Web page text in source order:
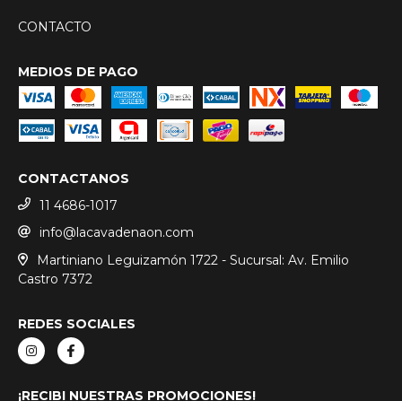
CONTACTO
MEDIOS DE PAGO
CONTACTANOS
11 4686-1017
info@lacavadenaon.com
Martiniano Leguizamón 1722 - Sucursal: Av. Emilio
Castro 7372
REDES SOCIALES
¡RECIBI NUESTRAS PROMOCIONES!